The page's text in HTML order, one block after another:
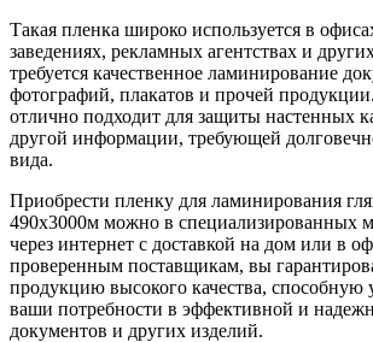
Такая пленка широко используется в
заведениях, рекламных агентствах и
требуется качественное ламинирование
фотографий, плакатов и прочей
отлично подходит для защиты настенных
другой информации, требующей
вида.
Приобрести пленку для ламинирования
490х3000м можно в специализированных
через интернет с доставкой на дом или в
проверенным поставщикам, вы
продукцию высокого качества, способную
ваши потребности в эффективной и
документов и других изделий.